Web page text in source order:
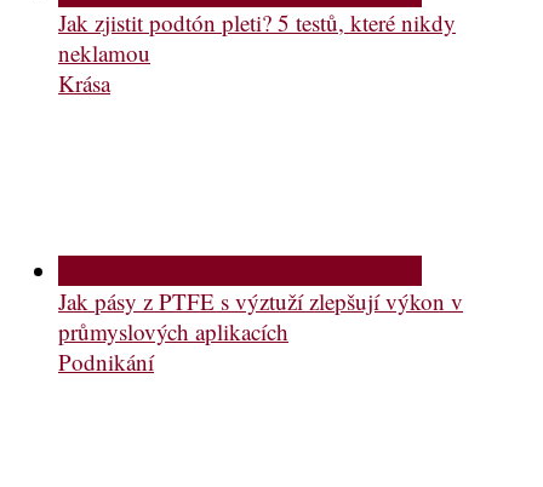
Jak zjistit podtón pleti? 5 testů, které nikdy
neklamou
Krása
Jak pásy z PTFE s výztuží zlepšují výkon v
průmyslových aplikacích
Podnikání